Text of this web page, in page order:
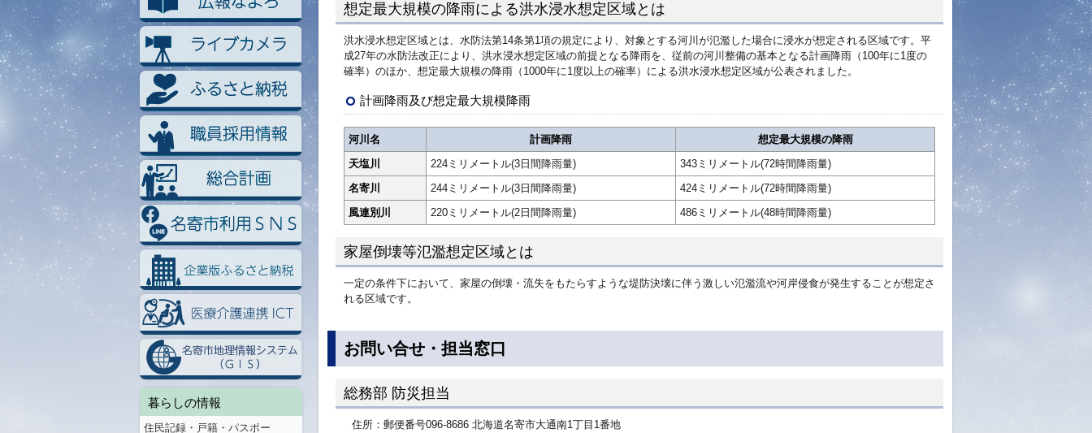
ー
ジ
で
開
ペ
ー
ジ
で
規
ペ
ー
ジ
想定最大規模の降雨による洪水浸水想定区域とは
洪水浸水想定区域とは、水防法第14条第1項の規定により、対象とする河川が氾濫した場合に浸水が想定される区域です。平
成27年の水防法改正により、洪水浸水想定区域の前提となる降雨を、従前の河川整備の基本となる計画降雨（100年に1度の
確率）のほか、想定最大規模の降雨（1000年に1度以上の確率）による洪水浸水想定区域が公表されました。
計画降雨及び想定最大規模降雨
河川名 計画降雨
想定最大規模の降雨
天塩川
224ミリメートル(3日間降雨量)
343ミリメートル(72時間降雨量)
名寄川
244ミリメートル(3日間降雨量)
424ミリメートル(72時間降雨量)
風連別川
220ミリメートル(2日間降雨量) 486ミリメートル(48時間降雨量)
家屋倒壊等氾濫想定区域とは
一定の条件下において、家屋の倒壊・流失をもたらすような堤防決壊に伴う激しい氾濫流や河岸侵食が発生することが想定さ
れる区域です。
お問い合せ・担当窓口
総務部 防災担当
住所：郵便番号096-8686 北海道名寄市大通南1丁目1番地
暮らしの情報
住民記録・戸籍・パスポー